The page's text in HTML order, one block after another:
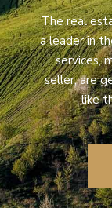
The real
a leader in
services,
seller, are
like